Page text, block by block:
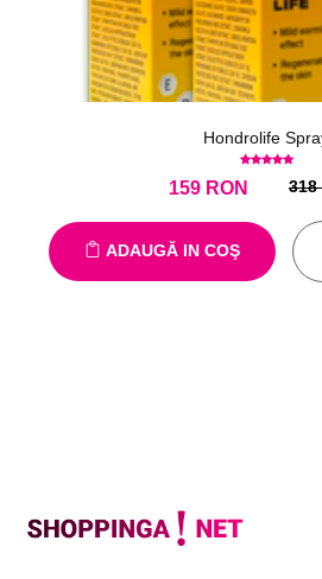
Hondrolife
RON
159 318
ADAUGĂ IN COŞ